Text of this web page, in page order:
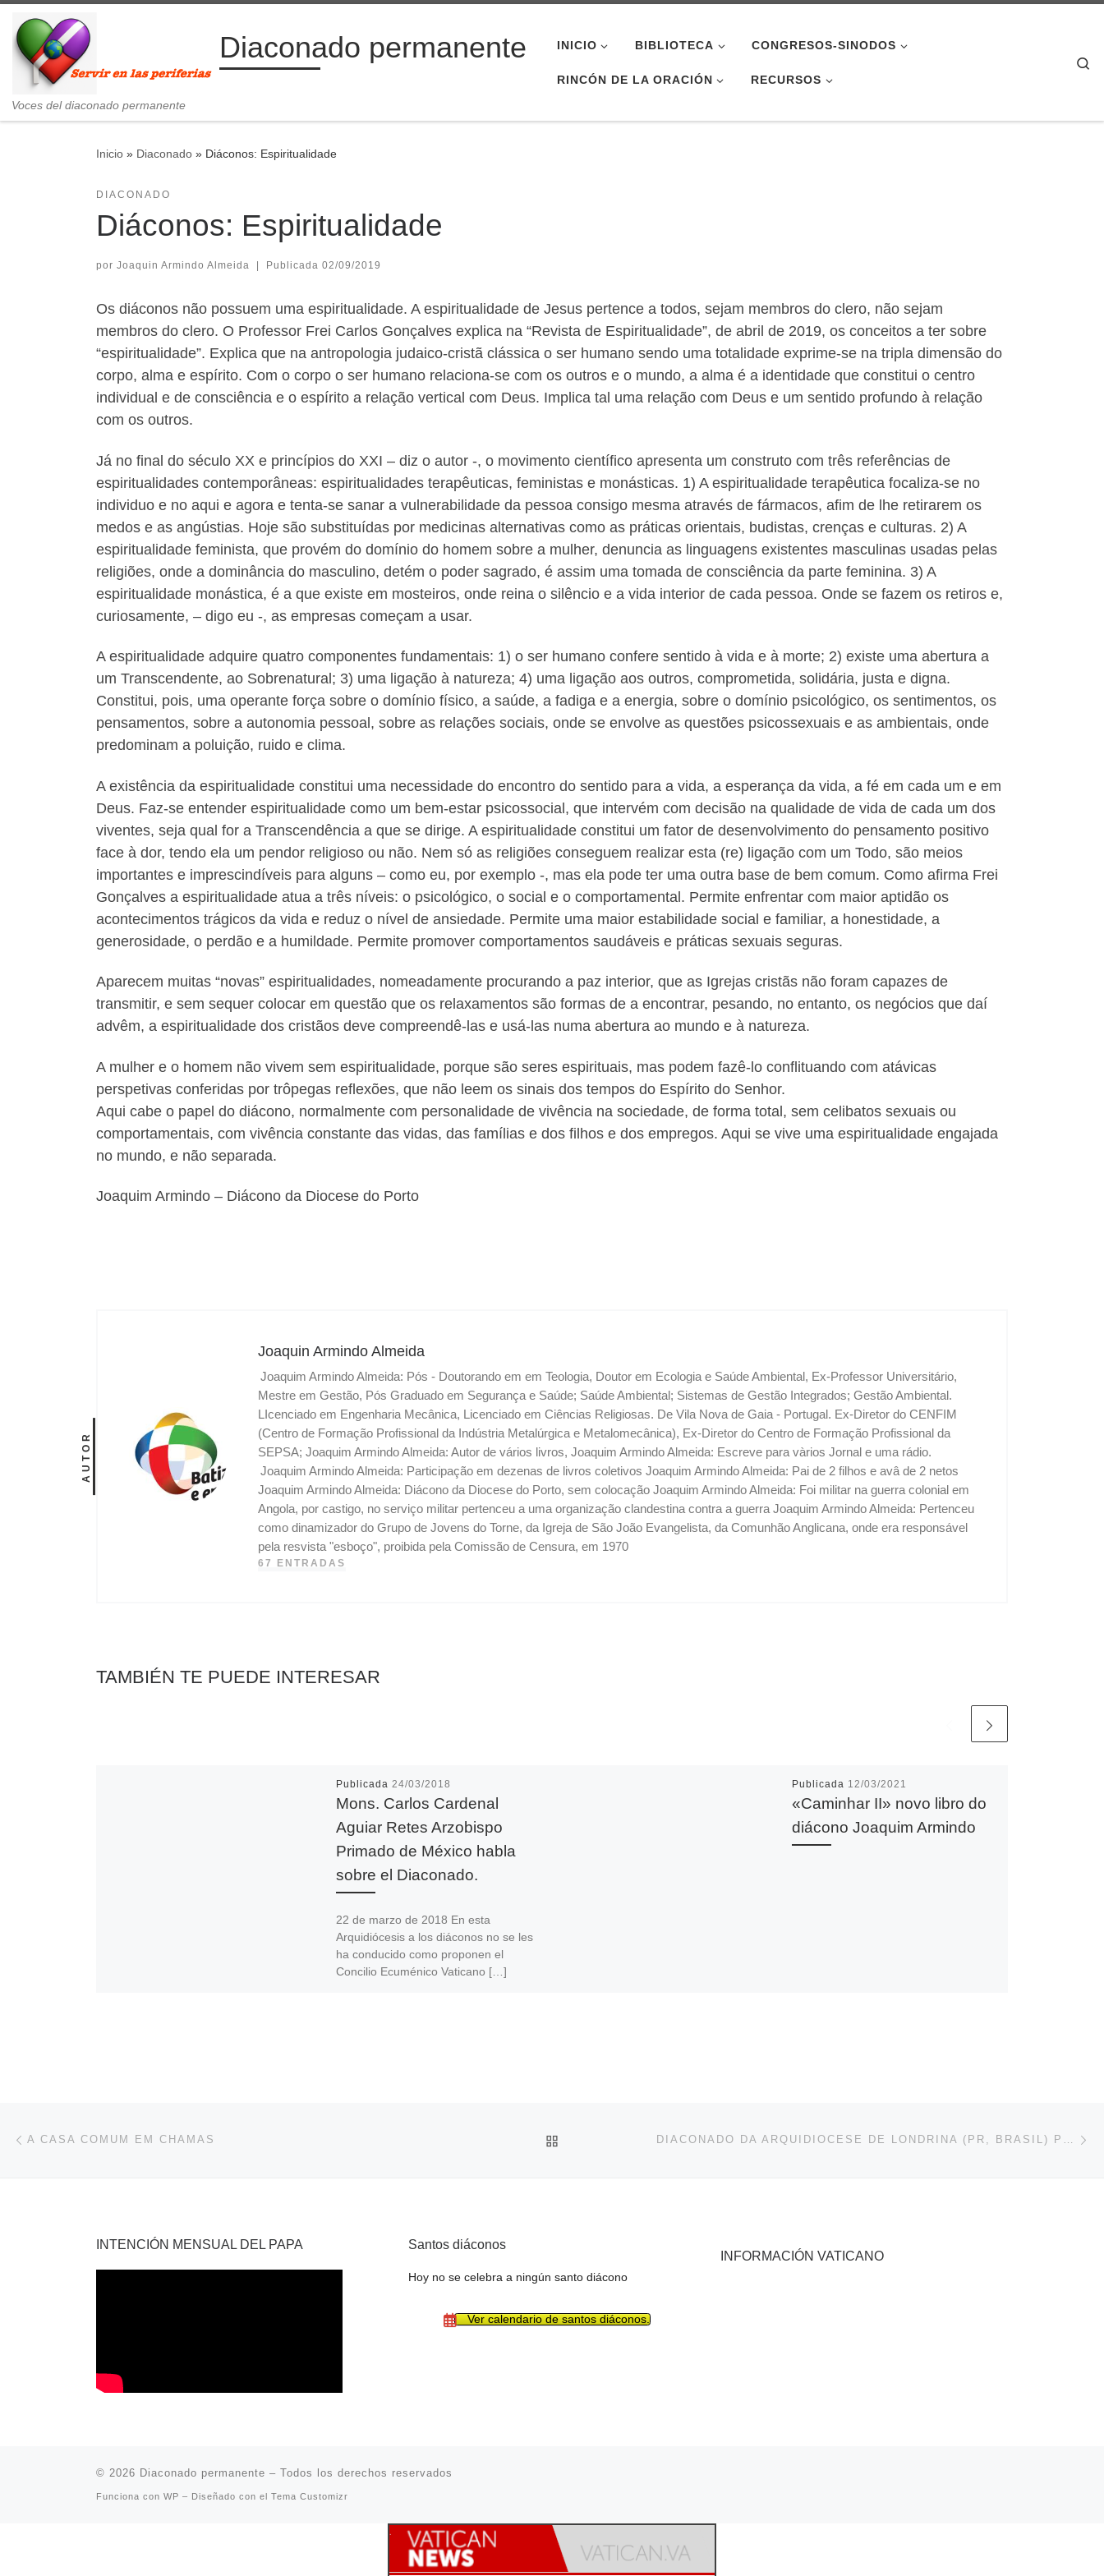
Saltar al contenido
Diaconado permanente
Voces del diaconado permanente
INICIO BIBLIOTECA CONGRESOS-SINODOS
RINCÓN DE LA ORACIÓN RECURSOS
Inicio » Diaconado » Diáconos: Espiritualidade
DIACONADO
Diáconos: Espiritualidade
por Joaquin Armindo Almeida Publicada 02/09/2019
Os diáconos não possuem uma espiritualidade. A espiritualidade de Jesus pertence a todos, sejam membros do clero, não sejam
membros do clero. O Professor Frei Carlos Gonçalves explica na “Revista de Espiritualidade”, de abril de 2019, os conceitos a ter sobre
“espiritualidade”. Explica que na antropologia judaico-cristã clássica o ser humano sendo uma totalidade exprime-se na tripla dimensão do
corpo, alma e espírito. Com o corpo o ser humano relaciona-se com os outros e o mundo, a alma é a identidade que constitui o centro
individual e de consciência e o espírito a relação vertical com Deus. Implica tal uma relação com Deus e um sentido profundo à relação
com os outros.
Já no final do século XX e princípios do XXI – diz o autor -, o movimento científico apresenta um construto com três referências de
espiritualidades contemporâneas: espiritualidades terapêuticas, feministas e monásticas. 1) A espiritualidade terapêutica focaliza-se no
individuo e no aqui e agora e tenta-se sanar a vulnerabilidade da pessoa consigo mesma através de fármacos, afim de lhe retirarem os
medos e as angústias. Hoje são substituídas por medicinas alternativas como as práticas orientais, budistas, crenças e culturas. 2) A
espiritualidade feminista, que provém do domínio do homem sobre a mulher, denuncia as linguagens existentes masculinas usadas pelas
religiões, onde a dominância do masculino, detém o poder sagrado, é assim uma tomada de consciência da parte feminina. 3) A
espiritualidade monástica, é a que existe em mosteiros, onde reina o silêncio e a vida interior de cada pessoa. Onde se fazem os retiros e,
curiosamente, – digo eu -, as empresas começam a usar.
A espiritualidade adquire quatro componentes fundamentais: 1) o ser humano confere sentido à vida e à morte; 2) existe uma abertura a
um Transcendente, ao Sobrenatural; 3) uma ligação à natureza; 4) uma ligação aos outros, comprometida, solidária, justa e digna.
Constitui, pois, uma operante força sobre o domínio físico, a saúde, a fadiga e a energia, sobre o domínio psicológico, os sentimentos, os
pensamentos, sobre a autonomia pessoal, sobre as relações sociais, onde se envolve as questões psicossexuais e as ambientais, onde
predominam a poluição, ruido e clima.
A existência da espiritualidade constitui uma necessidade do encontro do sentido para a vida, a esperança da vida, a fé em cada um e em
Deus. Faz-se entender espiritualidade como um bem-estar psicossocial, que intervém com decisão na qualidade de vida de cada um dos
viventes, seja qual for a Transcendência a que se dirige. A espiritualidade constitui um fator de desenvolvimento do pensamento positivo
face à dor, tendo ela um pendor religioso ou não. Nem só as religiões conseguem realizar esta (re) ligação com um Todo, são meios
importantes e imprescindíveis para alguns – como eu, por exemplo -, mas ela pode ter uma outra base de bem comum. Como afirma Frei
Gonçalves a espiritualidade atua a três níveis: o psicológico, o social e o comportamental. Permite enfrentar com maior aptidão os
acontecimentos trágicos da vida e reduz o nível de ansiedade. Permite uma maior estabilidade social e familiar, a honestidade, a
generosidade, o perdão e a humildade. Permite promover comportamentos saudáveis e práticas sexuais seguras.
Aparecem muitas “novas” espiritualidades, nomeadamente procurando a paz interior, que as Igrejas cristãs não foram capazes de
transmitir, e sem sequer colocar em questão que os relaxamentos são formas de a encontrar, pesando, no entanto, os negócios que daí
advêm, a espiritualidade dos cristãos deve compreendê-las e usá-las numa abertura ao mundo e à natureza.
A mulher e o homem não vivem sem espiritualidade, porque são seres espirituais, mas podem fazê-lo conflituando com atávicas
perspetivas conferidas por trôpegas reflexões, que não leem os sinais dos tempos do Espírito do Senhor.
Aqui cabe o papel do diácono, normalmente com personalidade de vivência na sociedade, de forma total, sem celibatos sexuais ou
comportamentais, com vivência constante das vidas, das famílias e dos filhos e dos empregos. Aqui se vive uma espiritualidade engajada
no mundo, e não separada.
Joaquim Armindo – Diácono da Diocese do Porto
AUTOR
Joaquin Armindo Almeida
Joaquim Armindo Almeida: Pós - Doutorando em em Teologia, Doutor em Ecologia e Saúde Ambiental, Ex-Professor Universitário,
Mestre em Gestão, Pós Graduado em Segurança e Saúde; Saúde Ambiental; Sistemas de Gestão Integrados; Gestão Ambiental.
LIcenciado em Engenharia Mecânica, Licenciado em Ciências Religiosas. De Vila Nova de Gaia - Portugal. Ex-Diretor do CENFIM
(Centro de Formação Profissional da Indústria Metalúrgica e Metalomecânica), Ex-Diretor do Centro de Formação Profissional da
SEPSA; Joaquim Armindo Almeida: Autor de vários livros, Joaquim Armindo Almeida: Escreve para vàrios Jornal e uma rádio.
Joaquim Armindo Almeida: Participação em dezenas de livros coletivos Joaquim Armindo Almeida: Pai de 2 filhos e avâ de 2 netos
Joaquim Armindo Almeida: Diácono da Diocese do Porto, sem colocação Joaquim Armindo Almeida: Foi militar na guerra colonial em
Angola, por castigo, no serviço militar pertenceu a uma organização clandestina contra a guerra Joaquim Armindo Almeida: Pertenceu
como dinamizador do Grupo de Jovens do Torne, da Igreja de São João Evangelista, da Comunhão Anglicana, onde era responsável
pela resvista "esboço", proibida pela Comissão de Censura, em 1970
67 ENTRADAS
TAMBIÉN TE PUEDE INTERESAR
Publicada 24/03/2018
Mons. Carlos Cardenal
Aguiar Retes Arzobispo
Primado de México habla
sobre el Diaconado.
22 de marzo de 2018 En esta
Arquidiócesis a los diáconos no se les
ha conducido como proponen el
Concilio Ecuménico Vaticano […]
Publicada 12/03/2021
«Caminhar II» novo libro do
diácono Joaquim Armindo
Navegación de entradas
A CASA COMUM EM CHAMAS VOLVER A LA LISTA DE ENTRADAS DIACONADO DA ARQUIDIOCESE DE LONDRINA (PR, BRASIL) PROMOVE ENCONTRO DE ESPOSAS DE DIÁCONOS
INTENCIÓN MENSUAL DEL PAPA Santos diáconos
Hoy no se celebra a ningún santo diácono
Ver calendario de santos diáconos.
INFORMACIÓN VATICANO
© 2026 Diaconado permanente – Todos los derechos reservados
Funciona con WP – Diseñado con el Tema Customizr